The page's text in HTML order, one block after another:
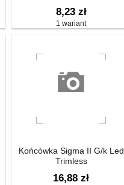
8,23 zł
1 wariant
Końcówka Sigma II G/k Led
Trimless
16,88 zł